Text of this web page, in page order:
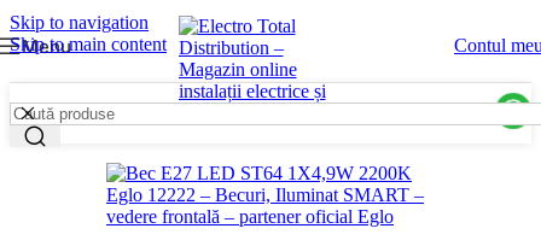
Skip to navigation
Skip to main content
Menu Contul